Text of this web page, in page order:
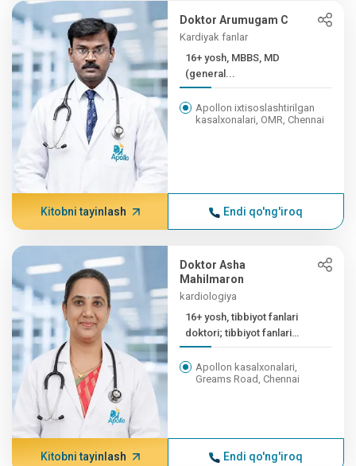
Doktor Arumugam C
Kardiyak fanlar
16+ yosh, MBBS, MD
(general...
Apollon ixtisoslashtirilgan
kasalxonalari, OMR, Chennai
Kitobni tayinlash Endi qo'ng'iroq
Doktor Asha
Mahilmaron
kardiologiya
16+ yosh, tibbiyot fanlari
doktori; tibbiyot fanlari
doktori; DM
Apollon kasalxonalari,
Greams Road, Chennai
Kitobni tayinlash Endi qo'ng'iroq